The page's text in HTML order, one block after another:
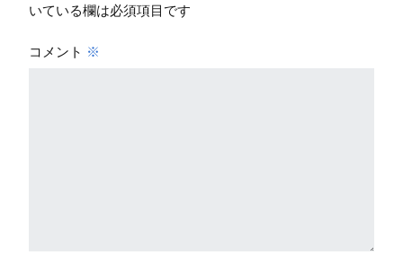
いている欄は必須項目です
コメント ※